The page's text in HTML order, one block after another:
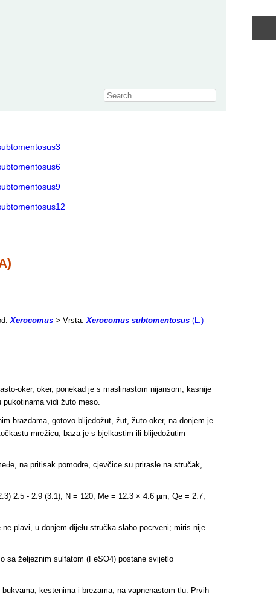
Traži
Xerocomus > Vrsta:Xerocomus subtomentosus (L.)
oker, oker, ponekad je s maslinastom nijansom, kasnije
vidi žuto meso.
brazdama, gotovo blijedožut, žut, žuto-oker, na donjem je
mrežicu, baza je s bjelkastim ili blijedožutim
na pritisak pomodre, cjevčice su prirasle na stručak,
2.5 - 2.9 (3.1), N = 120, Me = 12.3 × 4.6 µm, Qe = 2.7,
plavi, u donjem dijelu stručka slabo pocrveni; miris nije
sa željeznim sulfatom (FeSO4) postane svijetlo
kestenima i brezama, na vapnenastom tlu. Prvih